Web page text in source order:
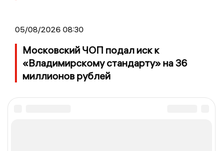
05/08/2026 08:30
Московский ЧОП подал иск к
«Владимирскому стандарту» на 36
миллионов рублей